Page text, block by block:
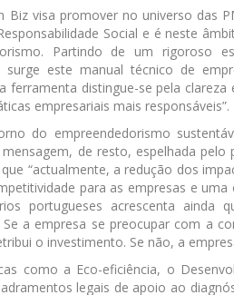
Biz visa promover no universo das
Social e é neste
Partindo de um rigoroso
surge este manual técnico de
ferramenta distingue-se pela
empresariais mais responsáveis”.
do empreendedorismo
de resto, espelhada
“actualmente, a redução dos
para as empresas e
portugueses acrescenta ainda
a empresa se preocupar com a
o investimento. Se não, a
como a Eco-eficiência, o
legais de apoio ao